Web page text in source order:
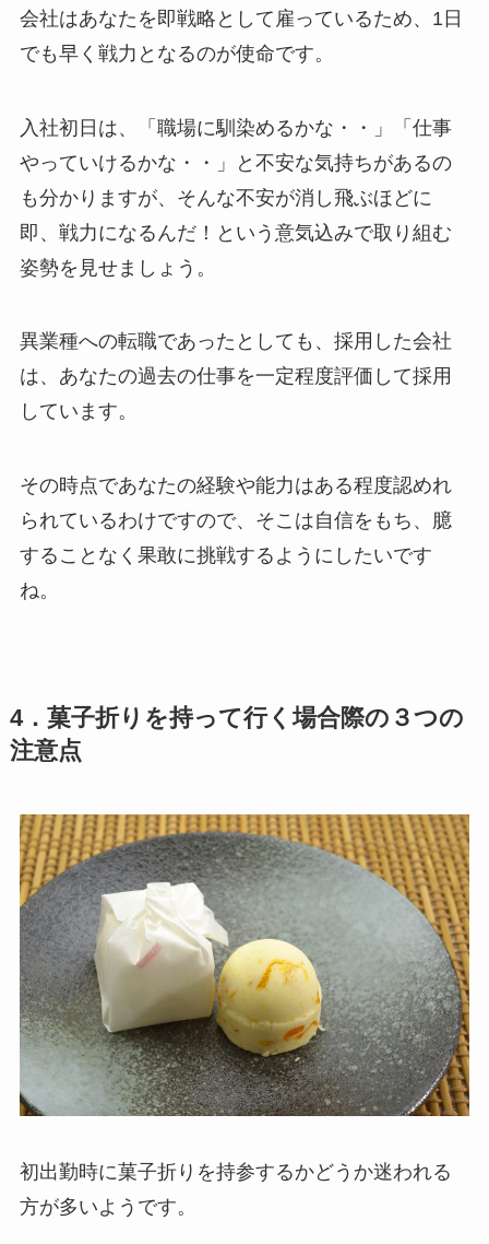
会社はあなたを即戦略として雇っているため、1日
でも早く戦力となるのが使命です。
入社初日は、「職場に馴染めるかな・・」「仕事
やっていけるかな・・」と不安な気持ちがあるの
も分かりますが、そんな不安が消し飛ぶほどに
即、戦力になるんだ！という意気込みで取り組む
姿勢を見せましょう。
異業種への転職であったとしても、採用した会社
は、あなたの過去の仕事を一定程度評価して採用
しています。
その時点であなたの経験や能力はある程度認めれ
られているわけですので、そこは自信をもち、臆
することなく果敢に挑戦するようにしたいです
ね。
4．菓子折りを持って行く場合際の３つの
注意点
初出勤時に菓子折りを持参するかどうか迷われる
方が多いようです。